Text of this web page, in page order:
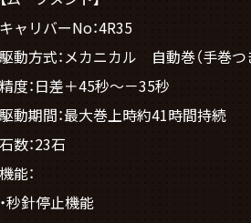
キャリバーNo：4R35
駆動方式：メカニカル 自動巻（手巻つ
精度：日差＋45秒～－35秒
駆動期間：最大巻上時約41時間持続
石数：23石
機能：
・秒針停止機能